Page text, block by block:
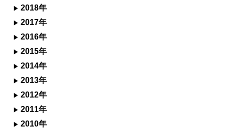
2018年
2017年
2016年
2015年
2014年
2013年
2012年
2011年
2010年